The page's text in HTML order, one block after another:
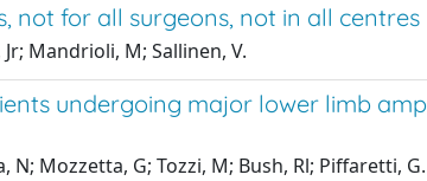
not for all surgeons, not in all centres
Mandrioli, M; Sallinen, V.
undergoing major lower limb
N; Mozzetta, G; Tozzi, M; Bush, Rl; Piffaretti, G.